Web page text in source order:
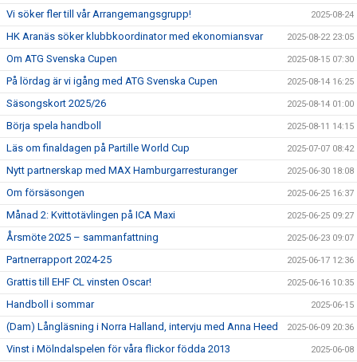
Vi söker fler till vår Arrangemangsgrupp! 2025-08-24
HK Aranäs söker klubbkoordinator med ekonomiansvar 2025-08-22 23:05
Om ATG Svenska Cupen 2025-08-15 07:30
På lördag är vi igång med ATG Svenska Cupen 2025-08-14 16:25
Säsongskort 2025/26 2025-08-14 01:00
Börja spela handboll 2025-08-11 14:15
Läs om finaldagen på Partille World Cup 2025-07-07 08:42
Nytt partnerskap med MAX Hamburgarresturanger 2025-06-30 18:08
Om försäsongen 2025-06-25 16:37
Månad 2: Kvittotävlingen på ICA Maxi 2025-06-25 09:27
Årsmöte 2025 – sammanfattning 2025-06-23 09:07
Partnerrapport 2024-25 2025-06-17 12:36
Grattis till EHF CL vinsten Oscar! 2025-06-16 10:35
Handboll i sommar 2025-06-15
(Dam) Långläsning i Norra Halland, intervju med Anna Heed 2025-06-09 20:36
Vinst i Mölndalspelen för våra flickor födda 2013 2025-06-08